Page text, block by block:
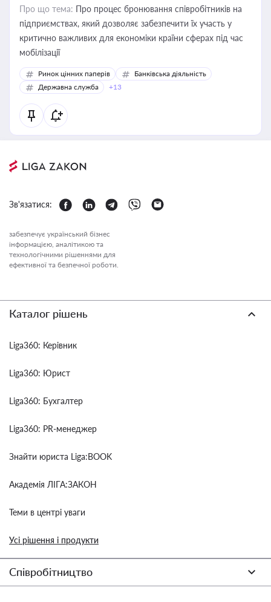
Про що тема: Про процес бронювання співробітників на
підприємствах, який дозволяє забезпечити їх участь у
критично важливих для економіки країни сферах під час
мобілізації
Ринок цінних паперів
Банківська діяльність
Державна служба
+13
Зв'язатися:
забезпечує український бізнес
інформацією, аналітикою та
технологічними рішеннями для
ефективної та безпечної роботи.
Каталог рішень
Liga360: Керівник
Liga360: Юрист
Liga360: Бухгалтер
Liga360: PR-менеджер
Знайти юриста Liga:BOOK
Академія ЛІГА:ЗАКОН
Теми в центрі уваги
Усі рішення і продукти
Співробітництво